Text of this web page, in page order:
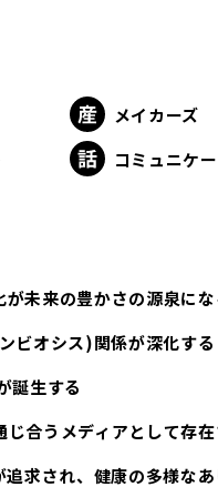
メイカーズ
コミュニケ
未来の豊かさの源泉にな
ビオシス)関係が深化する
誕生する
合うメディアとして存在
求され、健康の多様な